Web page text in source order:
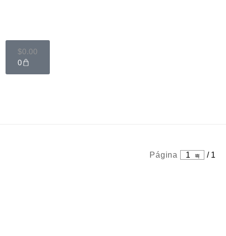
$0.00
0
Página 1 / 1